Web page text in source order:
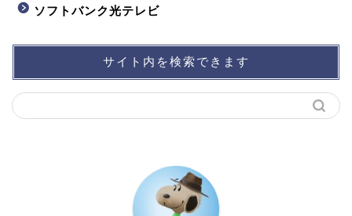
ソフトバンク光テレビ
サイト内を検索できます